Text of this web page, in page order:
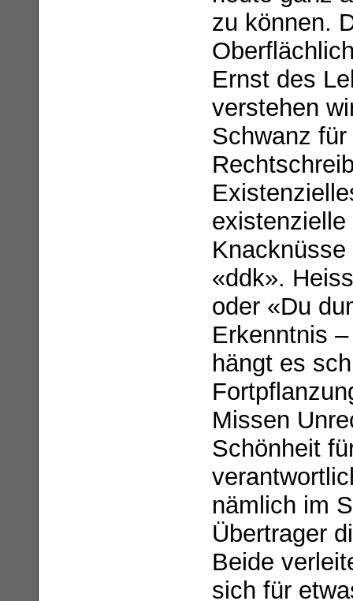
zu können.
Ernst des
verstehen
Schwanz
«ddk».
oder «Du
Erkenntnis
hängt es
Missen
Schönheit
nämlich im
Übertrager
Beide
sich für